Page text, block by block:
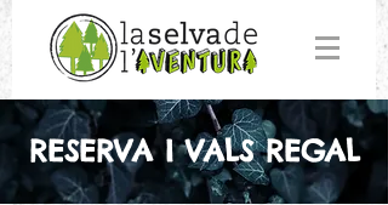
RESERVA I VALS REGAL